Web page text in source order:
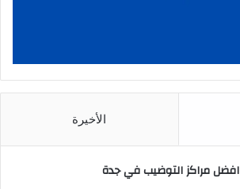
الأخيرة
افضل مراكز التوضيب في جدة